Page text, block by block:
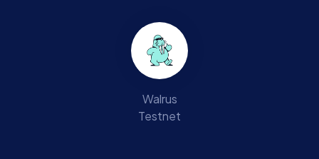
Walrus
Testnet